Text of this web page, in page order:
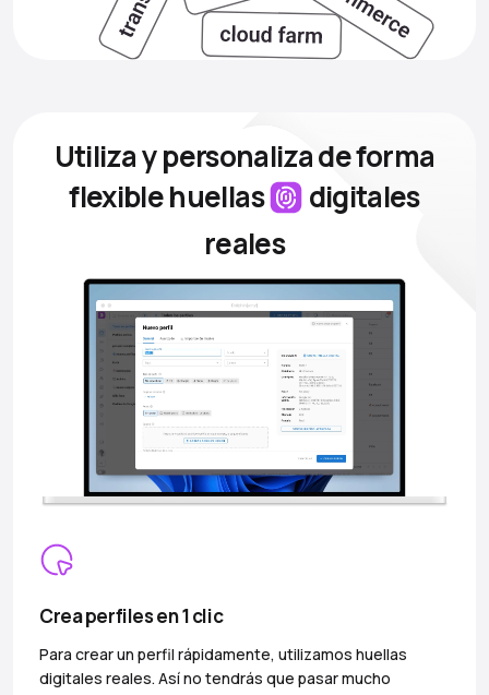
Utiliza y personaliza de forma
flexiblehuellas
digitales
reales
Crea perfiles en 1 clic
Para crear un perfil rápidamente, utilizamos huellas
digitales reales. Así no tendrás que pasar mucho